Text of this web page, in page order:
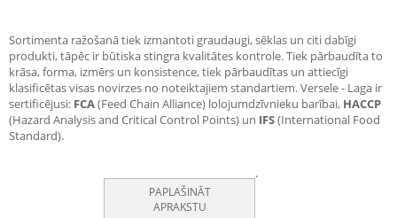
Sortimenta ražošanā tiek izmantoti graudaugi, sēklas un citi dabīgi
produkti, tāpēc ir būtiska stingra kvalitātes kontrole. Tiek pārbaudīta to
krāsa, forma, izmērs un konsistence, tiek pārbaudītas un attiecīgi
klasificētas visas novirzes no noteiktajiem standartiem. Versele - Laga ir
sertificējusi: FCA(Feed Chain Alliance) lolojumdzīvnieku barībai, HACCP
(Hazard Analysis and Critical Control Points) un IFS(International Food
Standard).
PAPLAŠINĀT
APRAKSTU
.